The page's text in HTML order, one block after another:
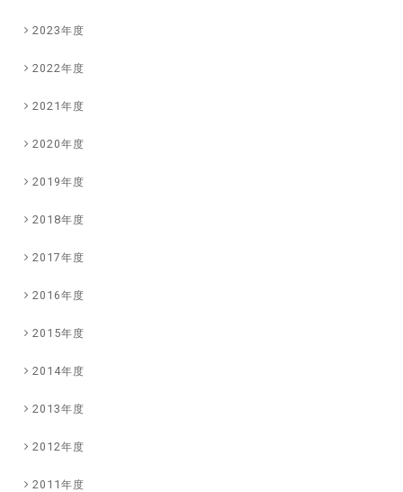
2023年度
2022年度
2021年度
2020年度
2019年度
2018年度
2017年度
2016年度
2015年度
2014年度
2013年度
2012年度
2011年度